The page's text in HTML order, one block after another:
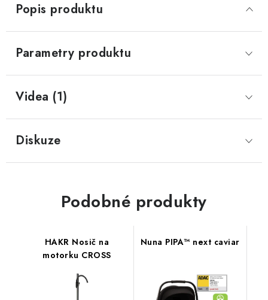
Popis produktu
Parametry produktu
Videa (1)
Diskuze
Podobné produkty
HAKR Nosič na
motorku CROSS
Nuna PIPA™ next caviar